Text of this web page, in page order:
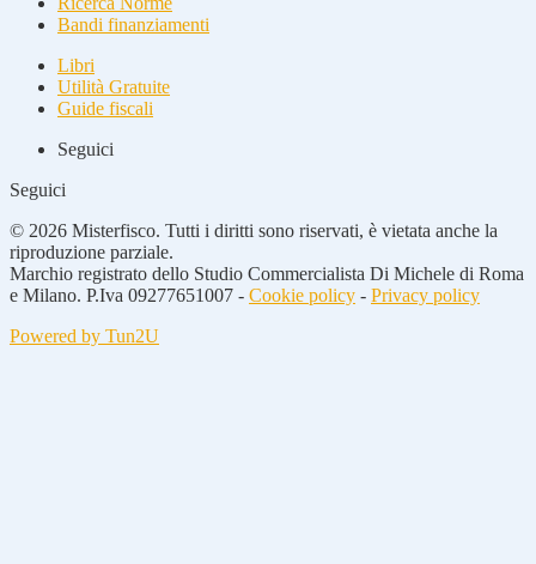
Bandi finanziamenti
Libri
Utilità Gratuite
Guide fiscali
Seguici
Seguici
© 2026 Misterfisco. Tutti i diritti sono riservati, è vietata anche la
riproduzione parziale.
Marchio registrato dello Studio Commercialista Di Michele di Roma
e Milano. P.Iva 09277651007 - Cookie policy - Privacy policy
Powered by Tun2U